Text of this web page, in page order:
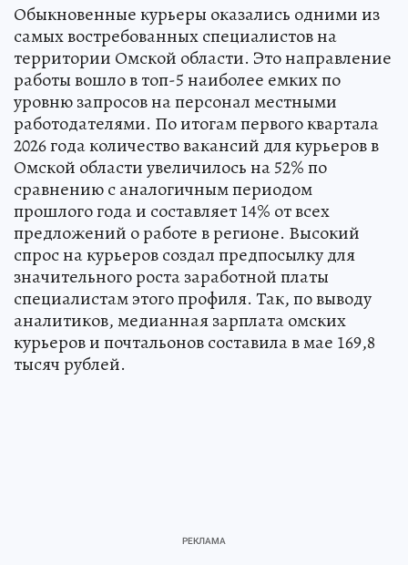
Обыкновенные курьеры оказались одними из
самых востребованных специалистов на
территории Омской области. Это направление
работы вошло в топ-5 наиболее емких по
уровню запросов на персонал местными
работодателями. По итогам первого квартала
2026 года количество вакансий для курьеров в
Омской области увеличилось на 52% по
сравнению с аналогичным периодом
прошлого года и составляет 14% от всех
предложений о работе в регионе. Высокий
спрос на курьеров создал предпосылку для
значительного роста заработной платы
специалистам этого профиля. Так, по выводу
аналитиков, медианная зарплата омских
курьеров и почтальонов составила в мае 169,8
тысяч рублей.